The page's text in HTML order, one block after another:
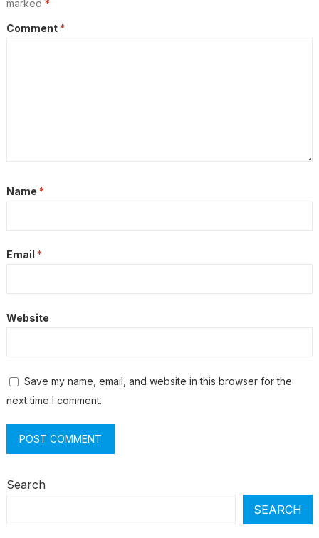
marked *
Comment *
Name *
Email *
Website
Save my name, email, and website in this browser for the
next time I comment.
Search
SEARCH